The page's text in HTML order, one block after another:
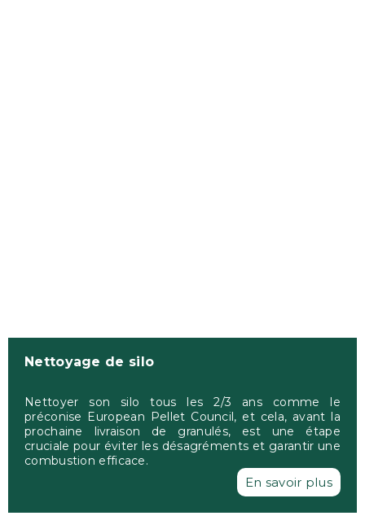
Nettoyage de silo
Nettoyer son silo tous les 2/3 ans comme le
préconise European Pellet Council, et cela, avant la
prochaine livraison de granulés, est une étape
cruciale pour éviter les désagréments et garantir une
combustion efficace.
En savoir plus